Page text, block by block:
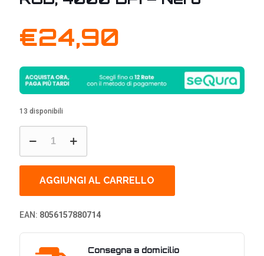
€24,90
13 disponibili
G61
Gaming
Mouse
DPI
-
Nero
quantità
AGGIUNGI AL CARRELLO
EAN: 8056157880714
Consegna a domicilio